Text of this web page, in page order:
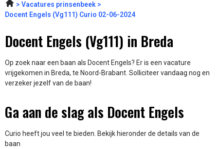
Vacatures prinsenbeek
Docent Engels (Vg111) Curio 02-06-2024
Docent Engels (Vg111) in Breda
Op zoek naar een baan als Docent Engels? Er is een vacature
vrijgekomen in Breda, te Noord-Brabant. Solliciteer vandaag nog en
verzeker jezelf van de baan!
Ga aan de slag als Docent Engels
Curio heeft jou veel te bieden. Bekijk hieronder de details van de
baan